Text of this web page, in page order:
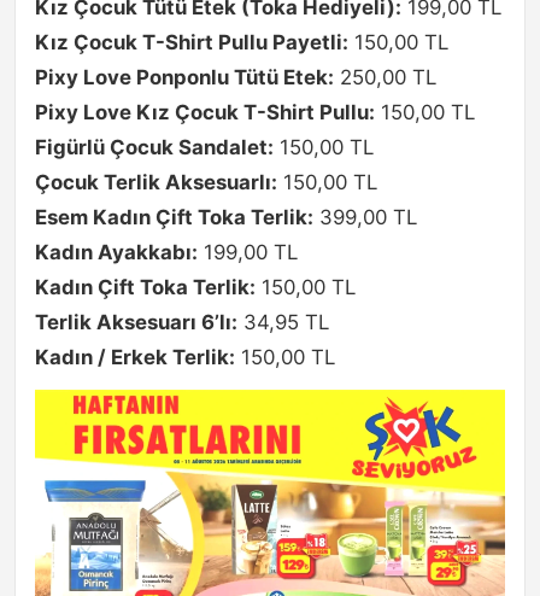
Kız Çocuk Tütü Etek (Toka Hediyeli): 199,00 TL
Kız Çocuk T-Shirt Pullu Payetli: 150,00 TL
Pixy Love Ponponlu Tütü Etek: 250,00 TL
Pixy Love Kız Çocuk T-Shirt Pullu: 150,00 TL
Figürlü Çocuk Sandalet: 150,00 TL
Çocuk Terlik Aksesuarlı: 150,00 TL
Esem Kadın Çift Toka Terlik: 399,00 TL
Kadın Ayakkabı: 199,00 TL
Kadın Çift Toka Terlik: 150,00 TL
Terlik Aksesuarı 6’lı: 34,95 TL
Kadın / Erkek Terlik: 150,00 TL